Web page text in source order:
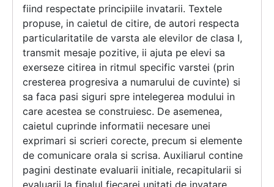
fiind respectate principiile invatarii. Textele
propuse, in caietul de citire, de autori respecta
particularitatile de varsta ale elevilor de clasa I,
transmit mesaje pozitive, ii ajuta pe elevi sa
exerseze citirea in ritmul specific varstei (prin
cresterea progresiva a numarului de cuvinte) si
sa faca pasi siguri spre intelegerea modului in
care acestea se construiesc. De asemenea,
caietul cuprinde informatii necesare unei
exprimari si scrieri corecte, precum si elemente
de comunicare orala si scrisa. Auxiliarul contine
pagini destinate evaluarii initiale, recapitularii si